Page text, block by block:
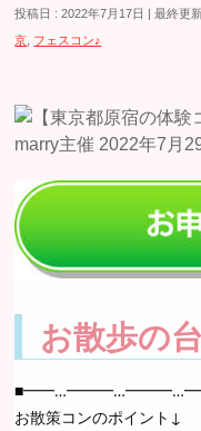
投稿日 : 2022年7月17日 最終更
京 フェスコン♪
お散歩の
お散策コンのポイント↓